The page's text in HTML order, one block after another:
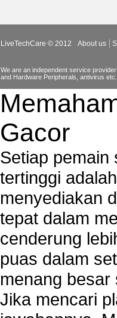
LiveTechCare © 2012 About us
We are an independent service
and Hardware Peripherals, antivirus etc.
Gacor
Setiap pemain
tertinggi
menyediakan
tepat dalam
cenderung
puas dalam
menang besar
Jika mencari